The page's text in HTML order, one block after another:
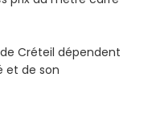
Créteil dépendent
et de son